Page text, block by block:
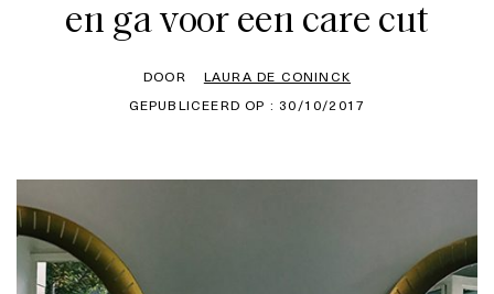
en ga voor een care cut
DOOR
LAURA DE CONINCK
GEPUBLICEERD OP : 30/10/2017